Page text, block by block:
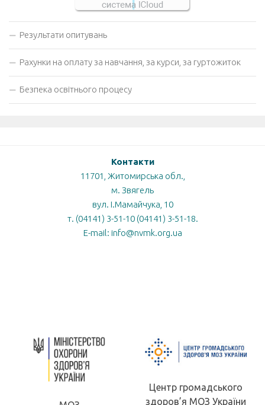
Результати опитувань
Рахунки на оплату за навчання, за курси, за гуртожиток
Безпека освітнього процесу
Контакти
11701, Житомирська обл.,
м. Звягель
вул. І.Мамайчука, 10
т. (04141) 3-51-10 (04141) 3-51-18.
E-mail: info@nvmk.org.ua
здоров’я МОЗ України